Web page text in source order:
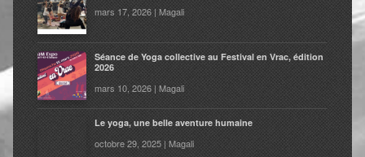
mars 17, 2026 | Magali
Séance de Yoga collective au Festival en Vrac, édition
2026
mars 10, 2026 | Magali
Le yoga, une belle aventure humaine
octobre 29, 2025 | Magali